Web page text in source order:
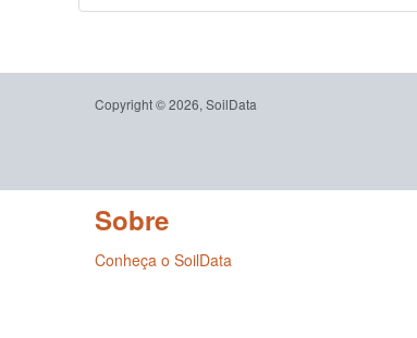
Copyright © 2026, SoilData
Sobre
Conheça o SoilData